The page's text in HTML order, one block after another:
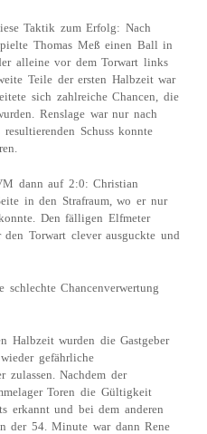
Taktik zum Erfolg: Nach
Thomas Meß einen Ball in
alleine vor dem Torwart links
Teile der ersten Halbzeit war
sich zahlreiche Chancen, die
Renslage war nur nach
Schuss konnte
dann auf 2:0: Christian
in den Strafraum, wo er nur
Den fälligen Elfmeter
Torwart clever ausguckte und
Chancenverwertung
Halbzeit wurden die Gastgeber
gefährliche
zulassen. Nachdem der
Toren die Gültigkeit
erkannt und bei dem anderen
der 54. Minute war dann Rene